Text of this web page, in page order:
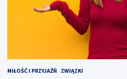
MIŁOŚĆ I PRZYJAŹŃ ZWIĄZKI